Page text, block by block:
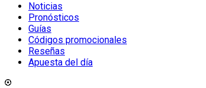
Noticias
Pronósticos
Guías
Códigos promocionales
Reseñas
Apuesta del día